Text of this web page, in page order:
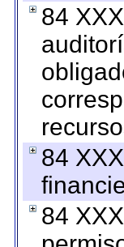
84
84
84